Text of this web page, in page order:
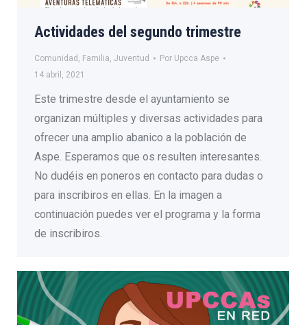
Actividades del segundo trimestre
Comunidad , Familia, Juventud Por Upcca Aspe
14 abril, 2021
Este trimestre desde el ayuntamiento se
organizan múltiples y diversas actividades para
ofrecer una amplio abanico a la población de
Aspe. Esperamos que os resulten interesantes.
No dudéis en poneros en contacto para dudas o
para inscribiros en ellas. En la imagen a
continuación puedes ver el programa y la forma
de inscribiros.